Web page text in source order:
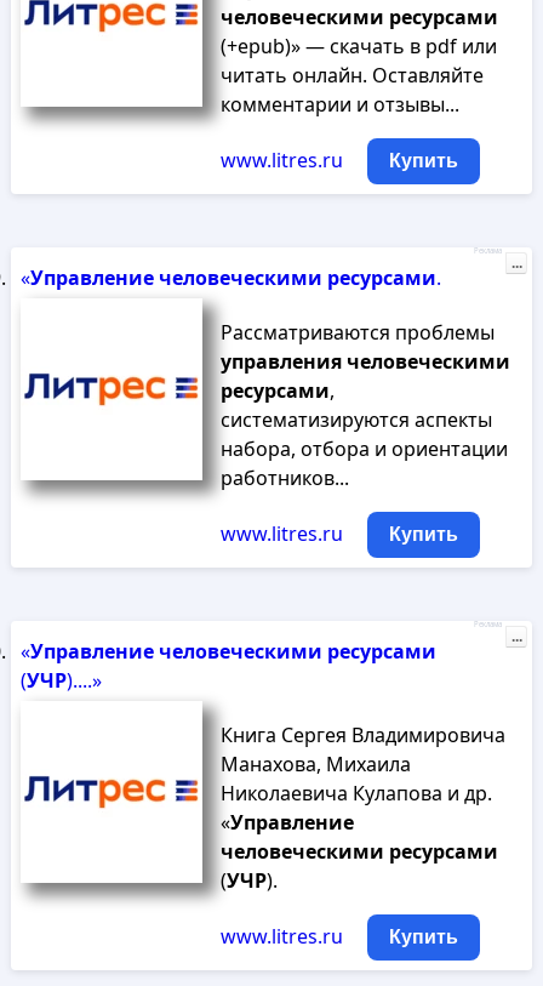
человеческими ресурсами
(+epub)» — скачать в pdf или
читать онлайн. Оставляйте
комментарии и отзывы...
www.litres.ru Купить
«Управление человеческими ресурсами.
Рассматриваются проблемы
управления человеческими
ресурсами,
систематизируются аспекты
набора, отбора и ориентации
работников...
www.litres.ru Купить
Реклама
...
«Управление человеческими ресурсами
(УЧР)....»
Книга Сергея Владимировича
Манахова, Михаила
Николаевича Кулапова и др.
«Управление
человеческими ресурсами
(УЧР).
www.litres.ru Купить
Реклама
...